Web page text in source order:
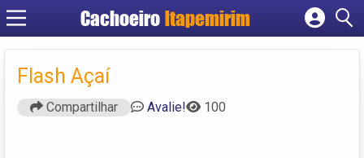
Cachoeiro Itapemirim
Cadastrar empresa
Flash Açaí
Compartilhar Avalie! 100